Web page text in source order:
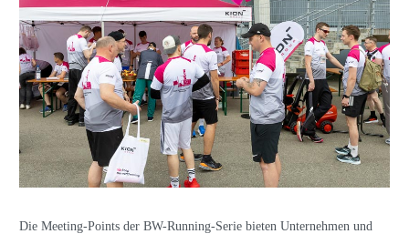
Die Meeting-Points der BW-Running-Serie bieten Unternehmen und